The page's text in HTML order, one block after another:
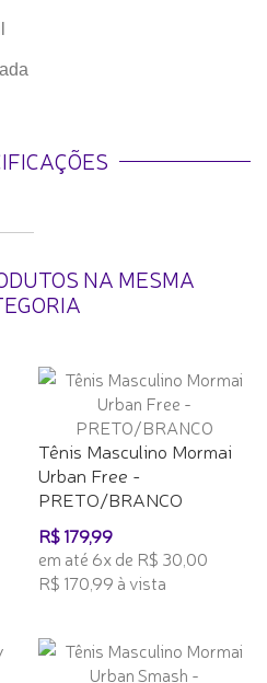
NA MESMA
Tênis Masculino Mormai
Urban Free -
PRETO/BRANCO
R$ 179,99
em até 6x de R$ 30,00
R$ 170,99 à vista